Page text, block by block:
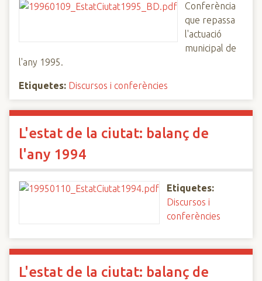
Conferència
que repassa
l'actuació
municipal de
l'any 1995.
Etiquetes: Discursos i conferències
L'estat de la ciutat: balanç de
l'any 1994
Etiquetes:
Discursos i
conferències
L'estat de la ciutat: balanç de